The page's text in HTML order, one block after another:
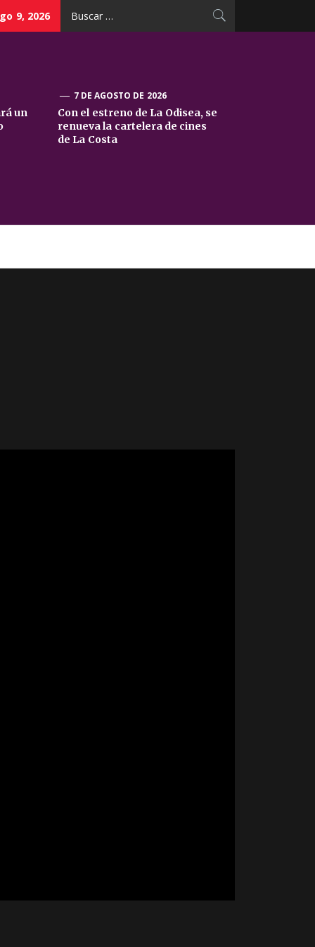
9, 2026
un
7 DE AGOSTO DE 2026
Con el estreno de La Odisea, se
renueva la cartelera de cines
de La Costa